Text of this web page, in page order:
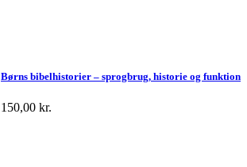
Børns bibelhistorier – sprogbrug, historie og funktion
150,00 kr.